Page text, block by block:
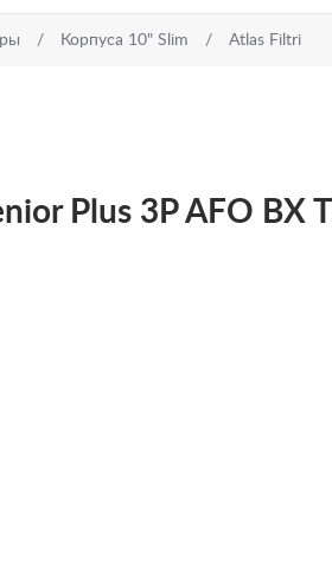
Корпуса 10" Slim Atlas Filtri
Plus 3P AFO BX